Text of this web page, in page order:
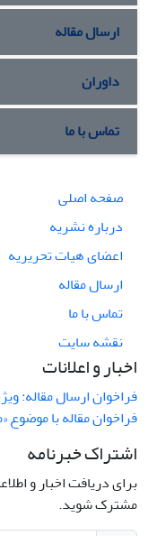
ارسال مقاله
داوران
تماس با ما
صفحه اصلی
درباره نشریه
اعضای هیات تحریریه
ارسال مقاله
تماس با ما
نقشه سایت
اخبار و اعلانات
فراخوان ارسال مقاله:
فراخوان مقاله با
اشتراک خبرنامه
برای دریافت اخبار و
مشترک شوید.